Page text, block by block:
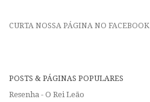
CURTA NOSSA PÁGINA NO FACEBOOK
POSTS & PÁGINAS POPULARES
Resenha - O Rei Leão